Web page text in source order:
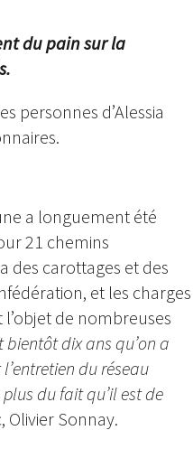
du pain sur la
personnes d’Alessia
a longuement été
21 chemins
des carottages et des
et les charges
de nombreuses
bientôt dix ans qu’on a
du réseau
du fait qu’il est de
Olivier Sonnay.